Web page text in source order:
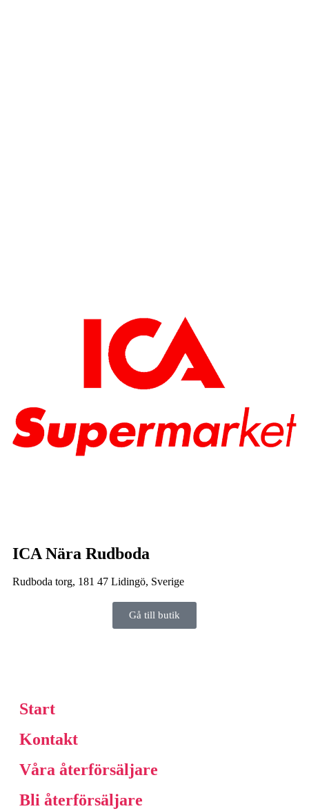
ICA Nära Rudboda
Rudboda torg, 181 47 Lidingö, Sverige
Gå till butik
Start
Kontakt
Våra återförsäljare
Bli återförsäljare